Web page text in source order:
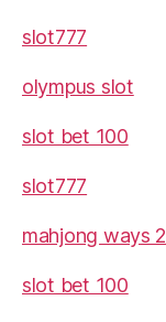
slot777
olympus slot
slot bet 100
slot777
mahjong ways 2
slot bet 100